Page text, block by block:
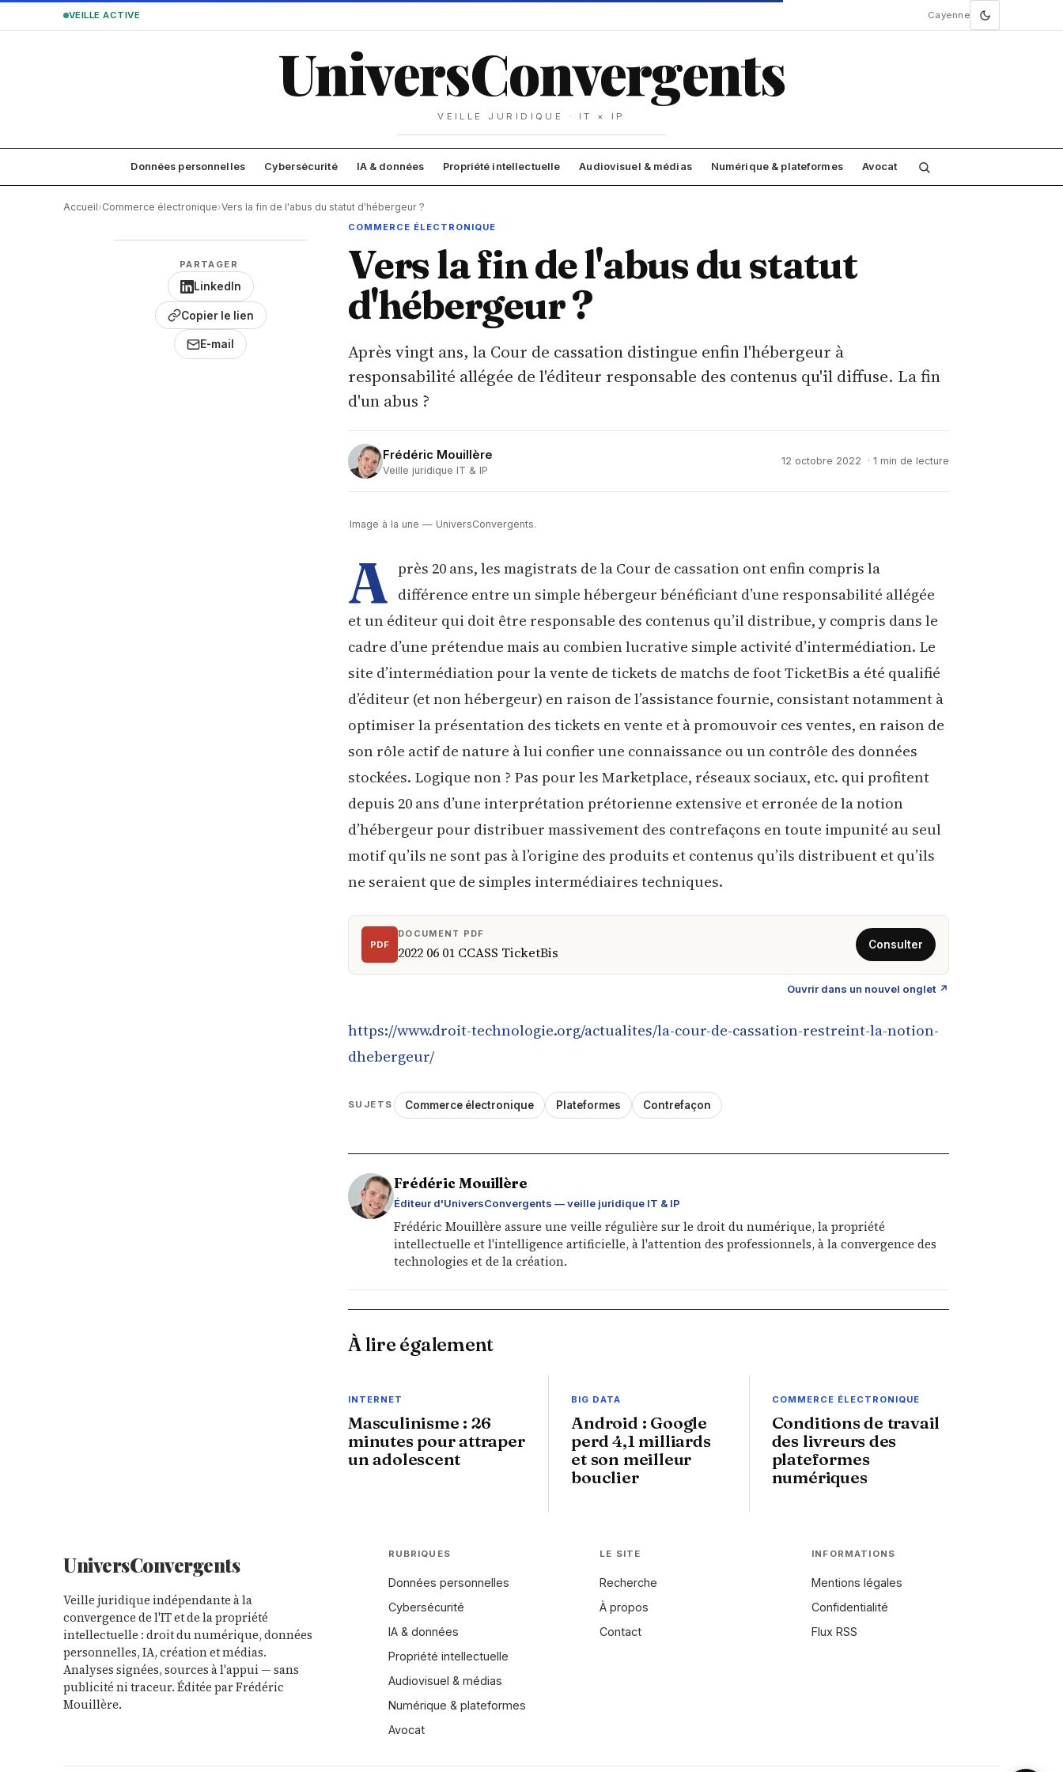
VEILLE ACTIVE Cayenne
UniversConvergents
VEILLE JURIDIQUE · IT × IP
Données personnelles Cybersécurité IA & données Propriété intellectuelle Audiovisuel & médias Numérique & plateformes Avocat
Accueil›Commerce électronique›Vers la fin de l'abus du statut d'hébergeur ?
PARTAGER
LinkedIn
Copier le lien
E-mail
COMMERCE ÉLECTRONIQUE
Vers la fin de l'abus du statut
d'hébergeur ?
Après vingt ans, la Cour de cassation distingue enfin l'hébergeur à
responsabilité allégée de l'éditeur responsable des contenus qu'il diffuse. La fin
d'un abus ?
Frédéric Mouillère
Veille juridique IT & IP
12 octobre 2022 · 1 min de lecture
Image à la une — UniversConvergents.
A près 20 ans, les magistrats de la Cour de cassation ont enfin compris la
différence entre un simple hébergeur bénéficiant d’une responsabilité allégée
et un éditeur qui doit être responsable des contenus qu’il distribue, y compris dans le
cadre d’une prétendue mais au combien lucrative simple activité d’intermédiation. Le
site d’intermédiation pour la vente de tickets de matchs de foot TicketBis a été qualifié
d’éditeur (et non hébergeur) en raison de l’assistance fournie, consistant notamment à
optimiser la présentation des tickets en vente et à promouvoir ces ventes, en raison de
son rôle actif de nature à lui confier une connaissance ou un contrôle des données
stockées. Logique non ? Pas pour les Marketplace, réseaux sociaux, etc. qui profitent
depuis 20 ans d’une interprétation prétorienne extensive et erronée de la notion
d’hébergeur pour distribuer massivement des contrefaçons en toute impunité au seul
motif qu’ils ne sont pas à l’origine des produits et contenus qu’ils distribuent et qu’ils
ne seraient que de simples intermédiaires techniques.
PDF
DOCUMENT PDF
2022 06 01 CCASS TicketBis
Ouvrir dans un nouvel onglet ↗
https://www.droit-technologie.org/actualites/la-cour-de-cassation-restreint-la-notion-
dhebergeur/
SUJETS Commerce électronique Plateformes Contrefaçon
Frédéric Mouillère
Éditeur d'UniversConvergents — veille juridique IT & IP
Frédéric Mouillère assure une veille régulière sur le droit du numérique, la propriété
intellectuelle et l'intelligence artificielle, à l'attention des professionnels, à la convergence des
technologies et de la création.
À lire également
INTERNET
Masculinisme : 26
minutes pour attraper
un adolescent
BIG DATA
Android : Google
perd 4,1 milliards
et son meilleur
bouclier
COMMERCE ÉLECTRONIQUE
Conditions de travail
des livreurs des
plateformes
numériques
UniversConvergents
Veille juridique indépendante à la
convergence de l'IT et de la propriété
intellectuelle : droit du numérique, données
personnelles, IA, création et médias.
Analyses signées, sources à l'appui — sans
publicité ni traceur. Éditée par Frédéric
Mouillère.
RUBRIQUES
Données personnelles
Cybersécurité
IA & données
Propriété intellectuelle
Audiovisuel & médias
Numérique & plateformes
Avocat
LE SITE
Recherche
À propos
Contact
INFORMATIONS
Mentions légales
Confidentialité
Flux RSS